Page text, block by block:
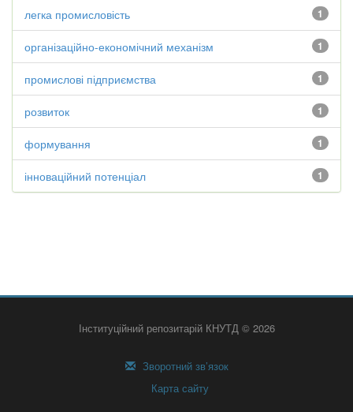
1
легка промисловість
1
організаційно-економічний механізм
1
промислові підприємства
1
розвиток
1
формування
1
інноваційний потенціал
Інституційний репозитарій КНУТД © 2026
Зворотний зв’язок
Карта сайту